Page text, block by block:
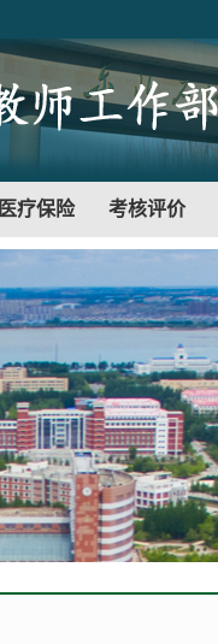
医疗保险 考核评价